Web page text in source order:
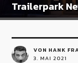
Trailerpark
VON HANK
3. MAI 2021